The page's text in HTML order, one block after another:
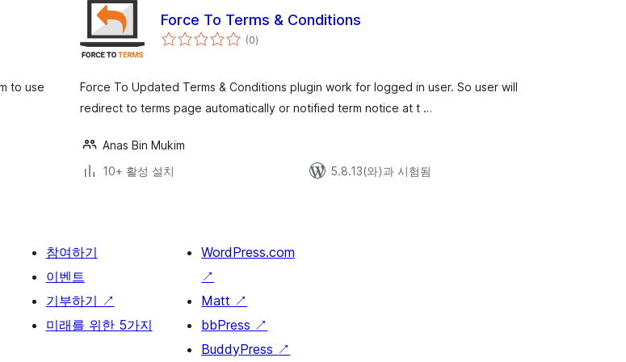
to use
Force To Terms & Conditions
(0전
체)
Force To Updated Terms & Conditions plugin work for logged in user. So user will
redirect to terms page automatically or notified term notice at t …
Anas Bin Mukim
10+ 활성 설치
5.8.13(와)과 시험됨
참여하기
이벤트
기부하기 ↗
미래를 위한 5가지
WordPress.com
↗
Matt ↗
bbPress ↗
BuddyPress ↗